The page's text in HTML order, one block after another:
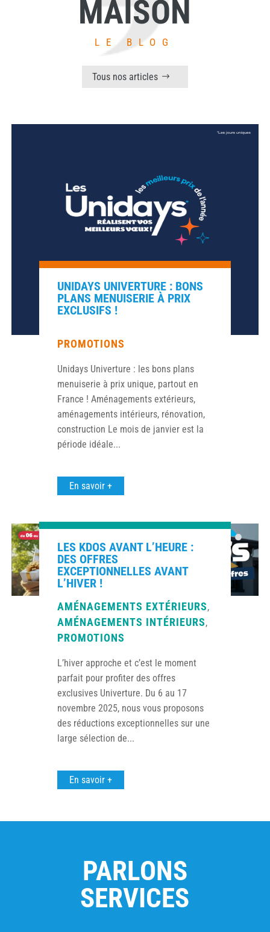
MAISON
LE BLOG
Tous nos articles
UNIDAYS UNIVERTURE : BONS
PLANS MENUISERIE À PRIX
EXCLUSIFS !
PROMOTIONS
Unidays Univerture : les bons plans
menuiserie à prix unique, partout en
France ! Aménagements extérieurs,
aménagements intérieurs, rénovation,
construction Le mois de janvier est la
période idéale...
En savoir +
LES KDOS AVANT L’HEURE :
DES OFFRES
EXCEPTIONNELLES AVANT
L’HIVER !
AMÉNAGEMENTS EXTÉRIEURS,
AMÉNAGEMENTS INTÉRIEURS,
PROMOTIONS
L’hiver approche et c’est le moment
parfait pour profiter des offres
exclusives Univerture. Du 6 au 17
novembre 2025, nous vous proposons
des réductions exceptionnelles sur une
large sélection de...
En savoir +
PARLONS
SERVICES